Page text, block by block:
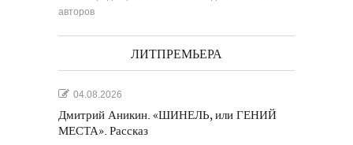
авторов
ЛИТПРЕМЬЕРА
04.08.2026
Дмитрий Аникин. «ШИНЕЛЬ, или ГЕНИЙ
МЕСТА». Рассказ